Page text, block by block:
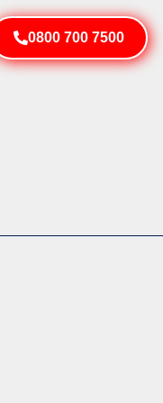
0800 700 7500